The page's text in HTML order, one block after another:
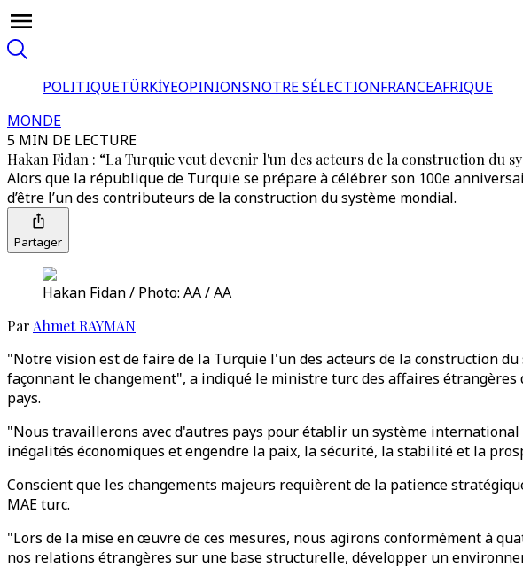
POLITIQUETÜRKİYEOPINIONSNOTRE SÉLECTIONFRANCEAFRIQUE
MONDE
5 MIN DE LECTURE
Hakan Fidan : “La Turquie veut devenir l'un des acteurs de la construction du
Alors que la république de Turquie se prépare à célébrer son 100e
d’être l’un des contributeurs de la construction du système mondial.
Partager
Hakan Fidan / Photo: AA / AA
Par Ahmet RAYMAN
"Notre vision est de faire de la Turquie l'un des acteurs de la construction
façonnant le changement", a indiqué le ministre turc des affaires
pays.
"Nous travaillerons avec d'autres pays pour établir un système
inégalités économiques et engendre la paix, la sécurité, la stabilité et la
Conscient que les changements majeurs requièrent de la patience
MAE turc.
"Lors de la mise en œuvre de ces mesures, nous agirons conformément à
nos relations étrangères sur une base structurelle, développer un